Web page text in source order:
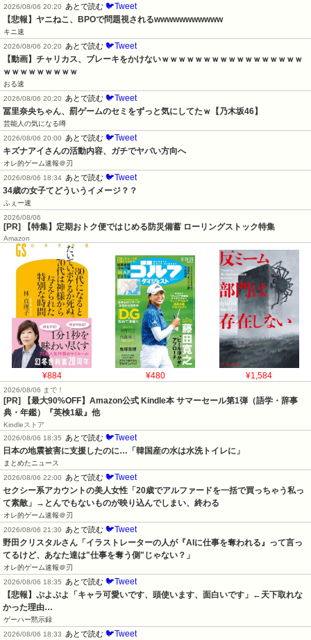
2026/08/06 20:20
あとで読む 🐦Tweet
【悲報】ヤニねこ、BPOで問題視されるwwwwwwwwwww
キニ速
2026/08/06 20:20
あとで読む 🐦Tweet
【動画】チャリカス、ブレーキをかけないｗｗｗｗｗｗｗｗｗｗｗｗｗｗｗｗｗ
ｗｗｗｗｗｗｗｗｗ
おる速
2026/08/06 20:20
あとで読む 🐦Tweet
冨里奈央ちゃん、罰ゲームのセミをずっと気にしてたｗ【乃木坂46】
芸能人の気になる噂
2026/08/06 20:00
あとで読む 🐦Tweet
キズナアイさんの活動内容、ガチでヤバい方向へ
オレ的ゲーム速報＠刃
2026/08/06 18:34 あとで読む 🐦Tweet
34歳の女子てどういうイメージ？？
ふぇー速
2026/08/06
[PR] 【特集】定期おトク便ではじめる防災備蓄 ローリングストック特集
Amazon
¥884 ¥480 ¥1,584
2026/08/06 まで！
[PR]
【最大90%OFF】Amazon公式 Kindle本 サマーセール第1弾（語学・辞事
典・年鑑）『英検1級』他
Kindleストア
2026/08/06 18:35
あとで読む 🐦Tweet
日本の地震被害に支援したのに…「韓国産の水は水洗トイレに」
まとめたニュース
2026/08/06 22:00
あとで読む 🐦Tweet
セクシー系アカウントの美人女性「20歳でアルファードを一括で買っちゃう私っ
て素敵」→とんでもないものが映り込んでしまい、終わる
オレ的ゲーム速報＠刃
2026/08/06 21:30
あとで読む 🐦Tweet
野田クリスタルさん「イラストレーターの人が『AIに仕事を奪われる』って言っ
てるけど、あなた達は"仕事を奪う側"じゃない？」
オレ的ゲーム速報＠刃
2026/08/06 18:35
あとで読む 🐦Tweet
【悲報】ぷよぷよ「キャラ可愛いです、頭使います、面白いです」←天下取れな
かった理由…
ゲーハー黙示録
2026/08/06 18:33
あとで読む 🐦Tweet